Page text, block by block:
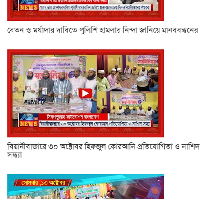
বেতন ও মর্যাদার দাবিতে পুলিশি হামলার নিন্দা জানিয়ে মানববন্ধনের
বিয়ানীবাজারে ৩০ অক্টোবর হিফজুল কোরআনি প্রতিযোগিতা ও নাশিদ
সন্ধ্যা